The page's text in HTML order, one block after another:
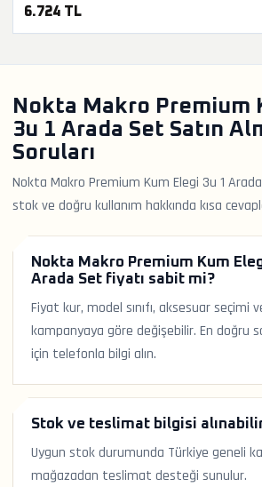
6.724 TL
Nokta Makro Premium
3u 1 Arada Set Satın
Soruları
Nokta Makro Premium Kum Elegi 3u 1
stok ve doğru kullanım hakkında kısa
Nokta Makro Premium Kum
Arada Set fiyatı sabit mi?
Fiyat kur, model sınıfı, aksesuar seçimi
kampanyaya göre değişebilir. En doğru
için telefonla bilgi alın.
Stok ve teslimat bilgisi
Uygun stok durumunda Türkiye geneli
mağazadan teslimat desteği sunulur.